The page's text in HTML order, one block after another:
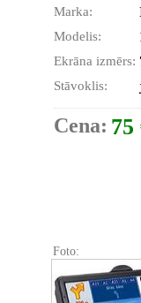
Marka:
Modelis:
Ekrāna izmērs:
Stāvoklis:
Cena: 75
Foto: